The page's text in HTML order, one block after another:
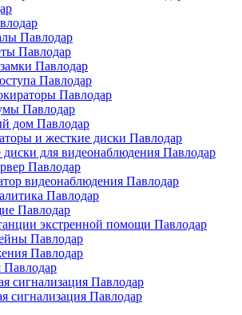
Павлодар
Павлодар
Павлодар
Павлодар
Павлодар
Павлодар
дом Павлодар
и жесткие диски Павлодар
диски для видеонаблюдения Павлодар
Павлодар
видеонаблюдения Павлодар
Павлодар
Павлодар
экстренной помощи Павлодар
Павлодар
Павлодар
Павлодар
сигнализация Павлодар
сигнализация Павлодар